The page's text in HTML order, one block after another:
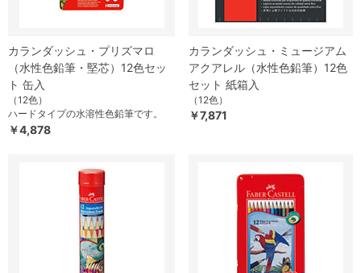
カランダッシュ・プリズマロ
（水性色鉛筆・堅芯）12色セッ
ト 缶入
（12色）
ハードタイプの水溶性色鉛筆です。
￥4,878
カランダッシュ・ミュージアム
アクアレル（水性色鉛筆）12色
セット 紙箱入
（12色）
￥7,871